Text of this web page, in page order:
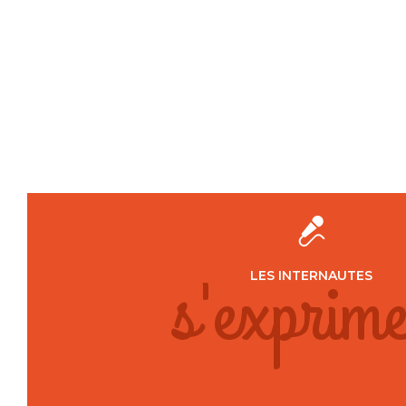
LES INTERNAUTES